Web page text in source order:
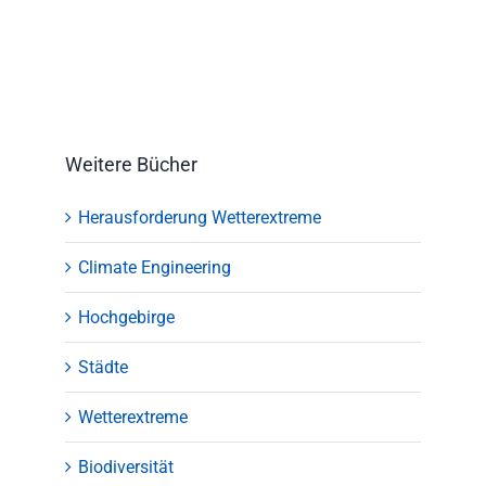
Weitere Bücher
Herausforderung Wetterextreme
Climate Engineering
Hochgebirge
Städte
Wetterextreme
Biodiversität